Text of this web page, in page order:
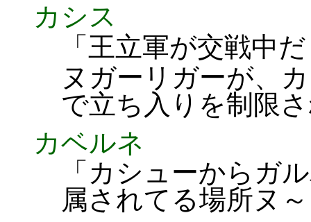
カシス
「王立軍が交戦中
ヌガーリガーが、
で立ち入りを制限
カベルネ
「カシューからガ
属されてる場所ヌ